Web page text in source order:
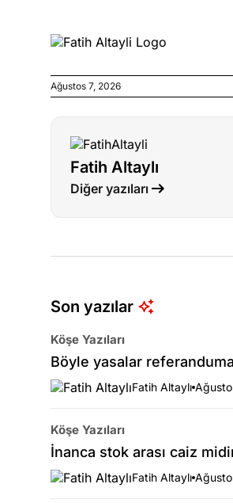
Ağustos 7, 2026
Fatih Altaylı
Diğer yazıları
Son yazılar
Köşe Yazıları
Böyle yasalar
Fatih Altaylı
Köşe Yazıları
İnanca stok arası caiz
Fatih Altaylı